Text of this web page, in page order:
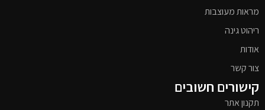
מראות מעוצבות
ריהוט גינה
אודות
צור קשר
קישורים חשובים
תקנון אתר